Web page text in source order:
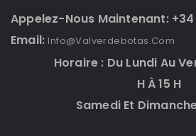
Appelez-Nous Maintenant:
Email: Info@valverdebotas.com
Horaire : Du Lundi Au
H À 15 H
Samedi Et Dimanche